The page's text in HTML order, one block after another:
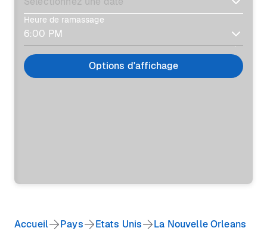
Heure de ramassage
Options d'affichage
Accueil Pays Etats Unis
La Nouvelle Orleans